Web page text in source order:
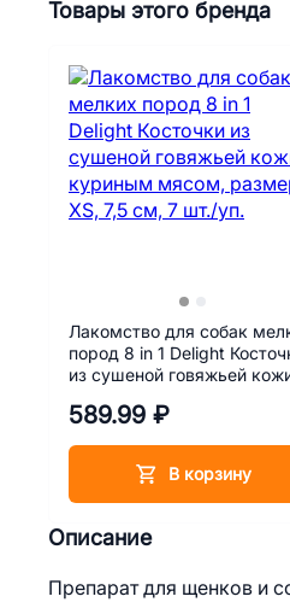
Описание
Препарат для щенков и
Товары этого бренда
Лакомство для собак
пород 8 in 1 Delight
из сушеной говяжьей
7,5 см, 7 шт./уп.
589.99 ₽
В корзину